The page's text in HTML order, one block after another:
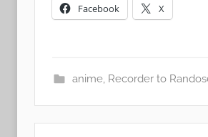
Facebook X
anime, Recorder to